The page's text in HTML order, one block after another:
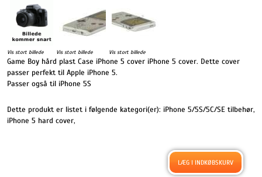
Vis stort billede Vis stort billede Vis stort billede
Game Boy hård plast Case iPhone 5 cover iPhone 5 cover. Dette cover
passer perfekt til Apple iPhone 5.
Passer også til iPhone 5S
Dette produkt er listet i følgende kategori(er): iPhone 5/5S/5C/SE tilbehør,
iPhone 5 hard cover,